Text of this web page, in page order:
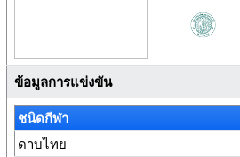
ข้อมูลการแข่งขัน
ชนิดกีฬา
ดาบไทย